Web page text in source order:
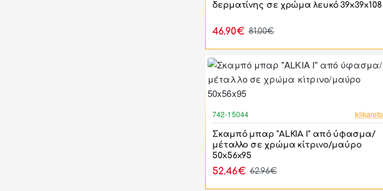
δερματίνης σε χρώμα λευκό 39x39x108
46.90€ 81.00€
742-15044 klikareto
Σκαμπό μπαρ "ALKIA I" από ύφασμα/
μέταλλο σε χρώμα κίτρινο/μαύρο
50x56x95
52.46€ 62.96€